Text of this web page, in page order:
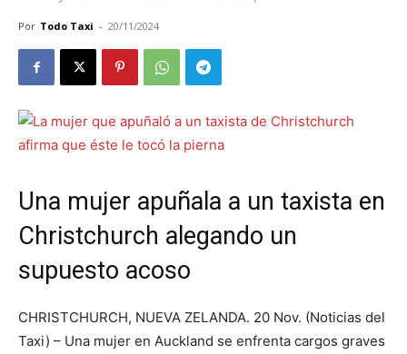
Por Todo Taxi - 20/11/2024
Una mujer apuñala a un taxista en
Christchurch alegando un
supuesto acoso
CHRISTCHURCH, NUEVA ZELANDA. 20 Nov. (Noticias del
Taxi) – Una mujer en Auckland se enfrenta cargos graves